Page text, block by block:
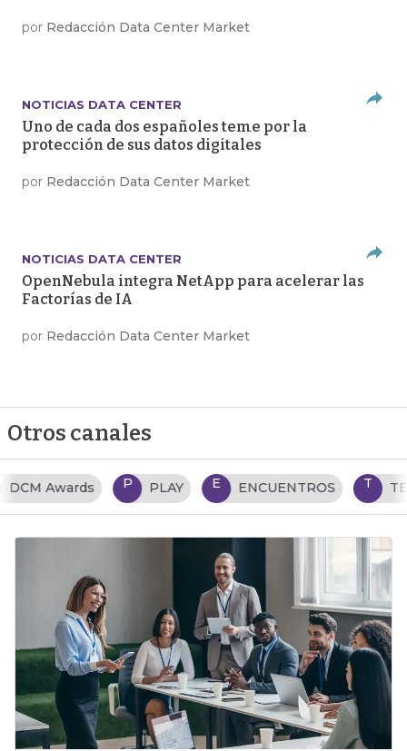
por Redacción Data Center Market
NOTICIAS DATA CENTER
Uno de cada dos españoles teme por la
protección de sus datos digitales
por Redacción Data Center Market
NOTICIAS DATA CENTER
OpenNebula integra NetApp para acelerar las
Factorías de IA
por Redacción Data Center Market
Otros canales
P PLAY E ENCUENTROS T TENDENCIAS TI